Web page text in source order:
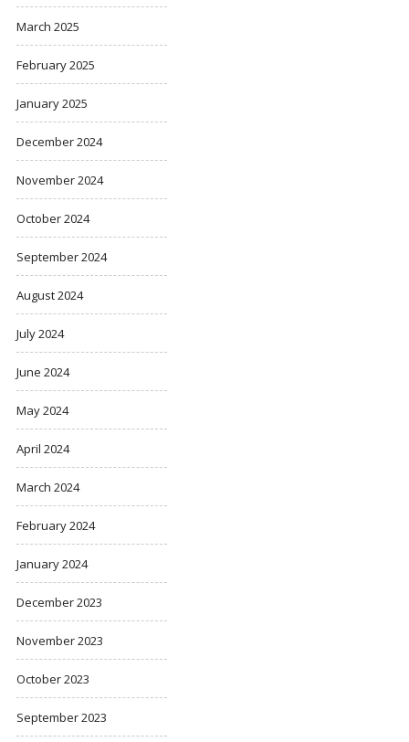
March 2025
February 2025
January 2025
December 2024
November 2024
October 2024
September 2024
August 2024
July 2024
June 2024
May 2024
April 2024
March 2024
February 2024
January 2024
December 2023
November 2023
October 2023
September 2023